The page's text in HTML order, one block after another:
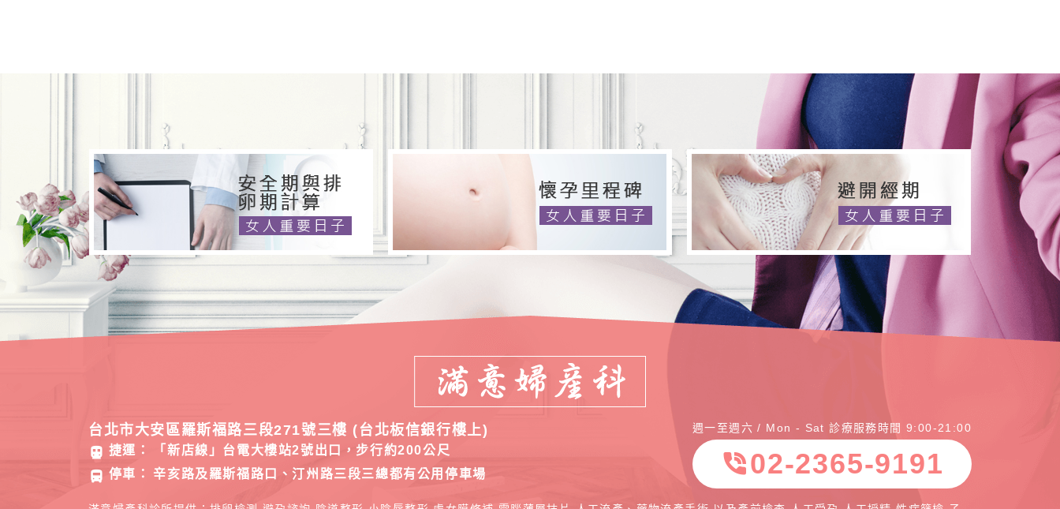
台北市大安區羅斯福路三段271號三樓 (台北板信銀行樓上)
directions_subway 捷運： 「新店線」台電大樓站2號出口，步行約200公尺
directions_bus 停車： 辛亥路及羅斯福路口、汀州路三段三總都有公用停車場
週一至週六 / Mon - Sat 診療服務時間 9:00-21:00
phone_in_talk02-2365-9191